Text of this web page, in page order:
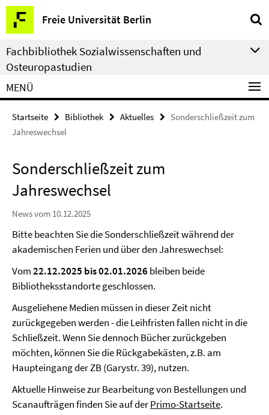
Springe
direkt
zu
Inhalt
Freie Universität Berlin
Service-
Navigation
Fachbibliothek Sozialwissenschaften und
Osteuropastudien
MENÜ
Startseite Bibliothek Aktuelles
Sonderschließzeit zum
Jahreswechsel
Sonderschließzeit zum
Jahreswechsel
News vom 10.12.2025
Bitte beachten Sie die Sonderschließzeit während der
akademischen Ferien und über den Jahreswechsel:
Vom22.12.2025 bis 02.01.2026 bleiben beide
Bibliotheksstandorte geschlossen.
Ausgeliehene Medien müssen in dieser Zeit nicht
zurückgegeben werden - die Leihfristen fallen nicht in die
Schließzeit. Wenn Sie dennoch Bücher zurückgeben
möchten, können Sie die Rückgabekästen, z.B. am
Haupteingang der ZB (Garystr. 39), nutzen.
Aktuelle Hinweise zur Bearbeitung von Bestellungen und
Scanaufträgen finden Sie auf derPrimo-Startseite.